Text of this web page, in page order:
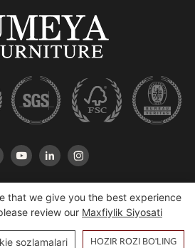
Xeshan Yumeya Furniture Co., Ltd |
that we give you the best experience
review our Maxfiylik Siyosati
sozlamalari HOZIR ROZI BO'LING